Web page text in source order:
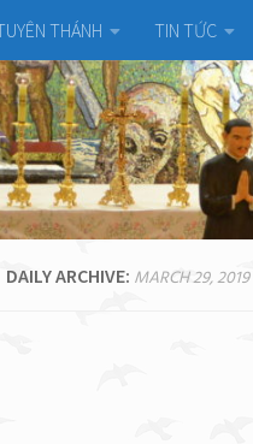
THÁNH TIN TỨC
DAILY ARCHIVE: MARCH 29, 2019